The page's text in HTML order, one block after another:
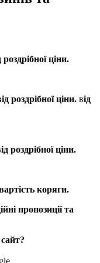
ціни.
роздрібної ціни. від
роздрібної ціни.
коряги.
пропозиції та